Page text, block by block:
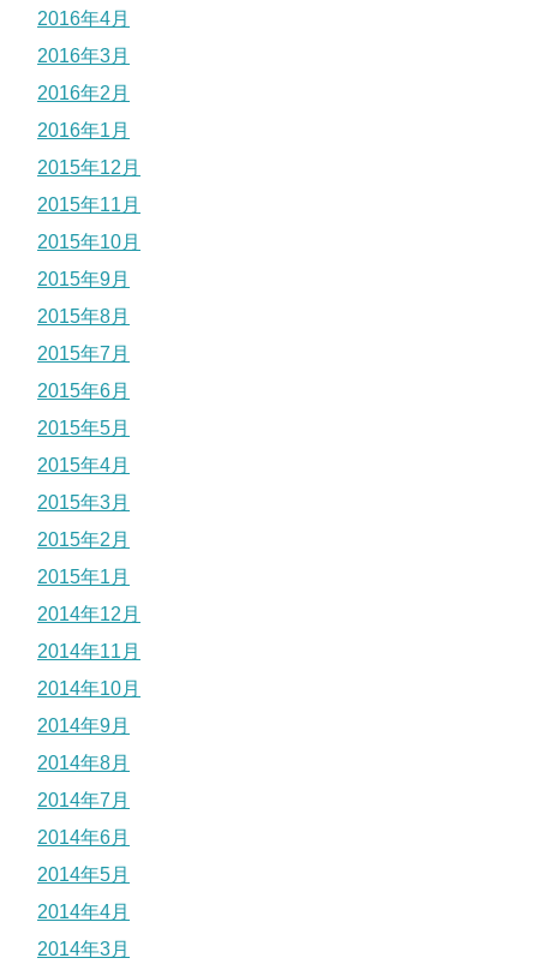
2016年4月
2016年3月
2016年2月
2016年1月
2015年12月
2015年11月
2015年10月
2015年9月
2015年8月
2015年7月
2015年6月
2015年5月
2015年4月
2015年3月
2015年2月
2015年1月
2014年12月
2014年11月
2014年10月
2014年9月
2014年8月
2014年7月
2014年6月
2014年5月
2014年4月
2014年3月